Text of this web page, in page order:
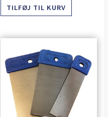
TILFØJ TIL KURV